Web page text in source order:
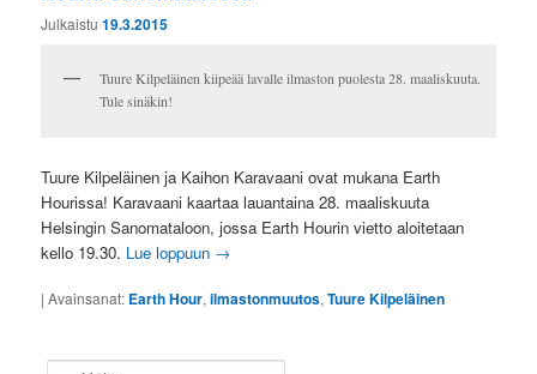
Julkaistu19.3.2015
Tuure Kilpeläinen kiipeää lavalle ilmaston puolesta 28. maaliskuuta.
Tule sinäkin!
Tuure Kilpeläinen ja Kaihon Karavaani ovat mukana Earth
Hourissa! Karavaani kaartaa lauantaina 28. maaliskuuta
Helsingin Sanomataloon, jossa Earth Hourin vietto aloitetaan
kello 19.30. Lue loppuun →
|Avainsanat: Earth Hour,ilmastonmuutos,Tuure Kilpeläinen